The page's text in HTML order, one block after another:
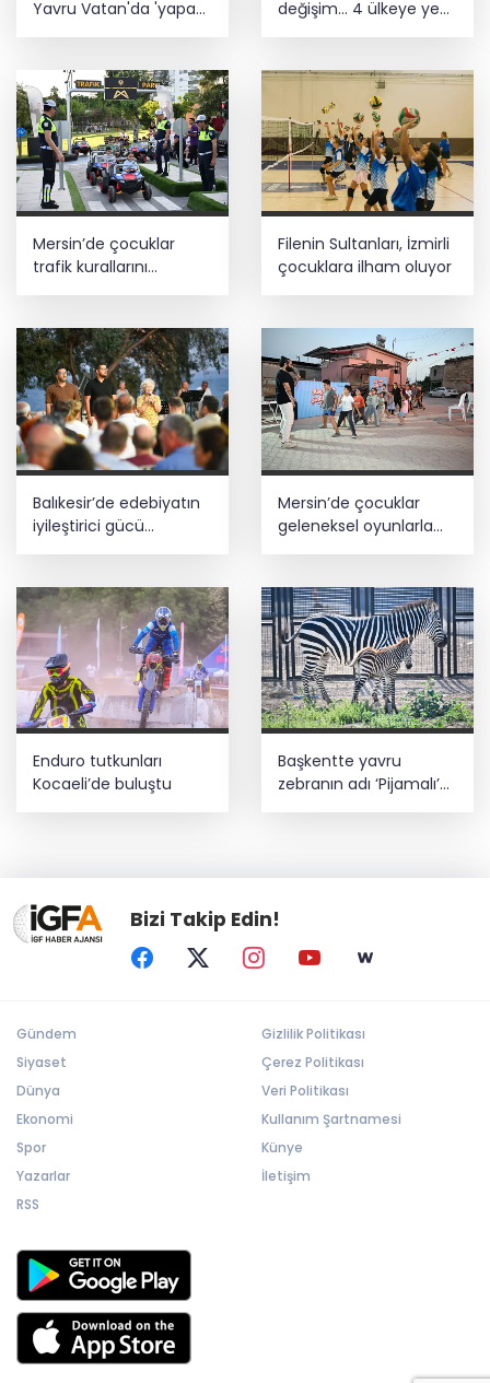
Yavru Vatan'da 'yapay
değişim... 4 ülkeye yeni
Mersin’de çocuklar
trafik kurallarını
öğreniyor
Filenin Sultanları, İzmirli
çocuklara ilham oluyor
Balıkesir’de edebiyatın
iyileştirici gücü
Mersin’de çocuklar
geleneksel oyunlarla
Enduro tutkunları
Kocaeli’de buluştu
Başkentte yavru
zebranın adı ‘Pijamalı’
Bizi Takip Edin!
Gündem
Siyaset
Dünya
Ekonomi
Spor
Yazarlar
RSS
Gizlilik Politikası
Çerez Politikası
Veri Politikası
Kullanım Şartnamesi
Künye
İletişim